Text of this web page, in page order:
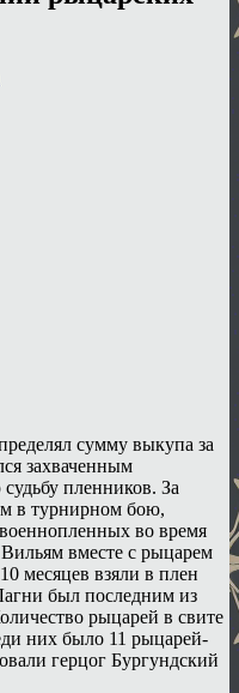
сумму выкупа за
захваченным
пленников. За
в турнирном бою,
во время
вместе с рыцарем
месяцев взяли в плен
был последним из
рыцарей в свите
них было 11 рыцарей-
герцог Бургундский